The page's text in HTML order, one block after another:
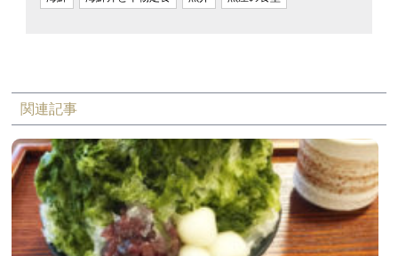
関連記事